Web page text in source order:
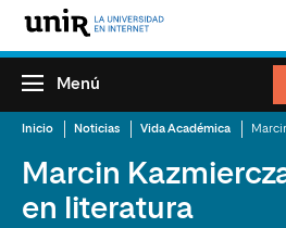
Menú
Inicio Noticias Vida Académica
Marcin
en literatura